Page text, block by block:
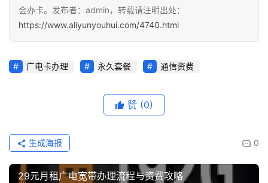
会办卡。发布者：admin，转载请注明出处：
https://www.aliyunyouhui.com/4740.html
广电卡办理 永久套餐 通信资费
赞 (0)
0
生成海报
29元月租广电宽带办理流程与资费攻略